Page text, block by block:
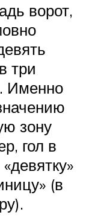
ворот,
три
Именно
зону
гол в
(в